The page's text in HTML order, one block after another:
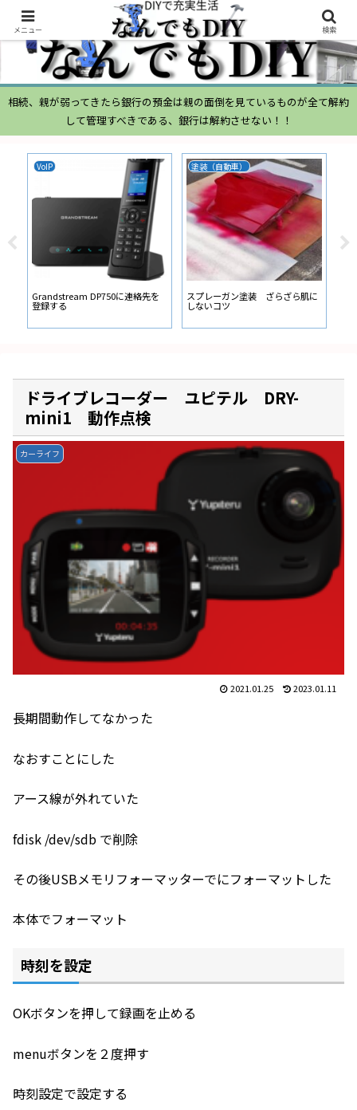
相続、親が弱ってきたら銀行の預金は親の面倒を見ているものが全て解約
して管理すべきである、銀行は解約させない！！
VoIP
Grandstream DP750に連絡先を
登録する
塗装（自動車）
スプレーガン塗装 ざらざら肌に
しないコツ
ム
ドライブレコーダー ユピテル DRY-
mini1 動作点検
カーライフ
2021.01.25 2023.01.11
長期間動作してなかった
なおすことにした
アース線が外れていた
fdisk /dev/sdb で削除
その後USBメモリフォーマッターでにフォーマットした
本体でフォーマット
時刻を設定
OKボタンを押して録画を止める
menuボタンを２度押す
時刻設定で設定する
メニュー 検索